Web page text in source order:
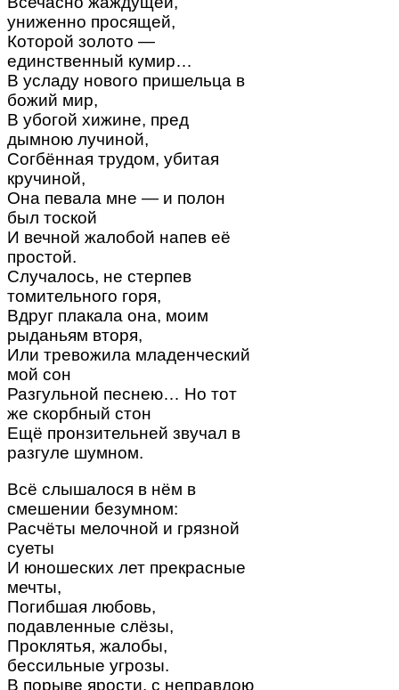
униженно просящей,
Которой золото —
единственный кумир…
В усладу нового пришельца в
божий мир,
В убогой хижине, пред
дымною лучиной,
Согбённая трудом, убитая
кручиной,
Она певала мне — и полон
был тоской
И вечной жалобой напев её
простой.
Случалось, не стерпев
томительного горя,
Вдруг плакала она, моим
рыданьям вторя,
Или тревожила младенческий
мой сон
Разгульной песнею… Но тот
же скорбный стон
Ещё пронзительней звучал в
разгуле шумном.
Всё слышалося в нём в
смешении безумном:
Расчёты мелочной и грязной
суеты
И юношеских лет прекрасные
мечты,
Погибшая любовь,
подавленные слёзы,
Проклятья, жалобы,
бессильные угрозы.
В порыве ярости, с неправдою